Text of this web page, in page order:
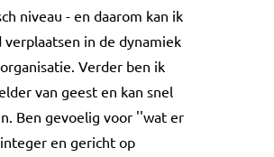
niveau - en daarom kan ik
verplaatsen in de dynamiek
Verder ben ik
van geest en kan snel
Ben gevoelig voor ''wat er
en gericht op